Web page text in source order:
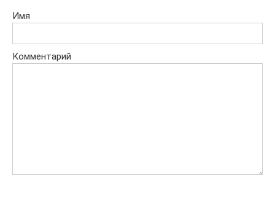
Имя
Комментарий